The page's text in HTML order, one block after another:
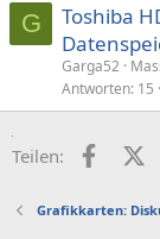
G
Toshiba
Garga52
Antworten 15
Teilen:
Grafikkarten: